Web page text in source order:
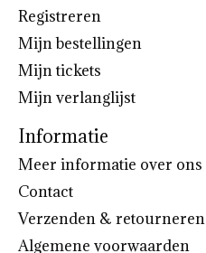
Registreren
Mijn bestellingen
Mijn tickets
Mijn verlanglijst
Informatie
Meer informatie over ons
Contact
Verzenden & retourneren
Algemene voorwaarden